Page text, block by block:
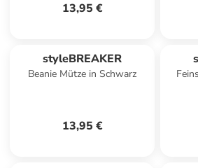
13,95 €
styleBREAKER
Beanie Mütze in Schwarz
13,95 €